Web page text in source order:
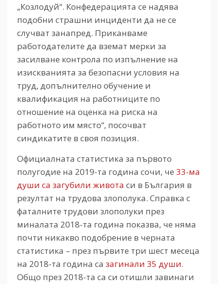
„Козлодуй“. Конфедерацията се надява
подобни страшни инциденти да не се
случват занапред. Приканваме
работодателите да вземат мерки за
засилване контрола по изпълнение на
изискванията за безопасни условия на
труд, допълнително обучение и
квалификация на работниците по
отношение на оценка на риска на
работното им място“, посочват
синдикатите в своя позиция.
Официалната статистика за първото
полугодие на 2019-та година сочи, че 33-ма
души са загубили живота си в България в
резултат на трудова злополука. Справка с
фаталните трудови злополуки през
миналата 2018-та година показва, че няма
почти никакво подобрение в черната
статистика – през първите три шест месеца
на 2018-та година са загинали 35 души.
Общо през 2018-та са си отишли завинаги